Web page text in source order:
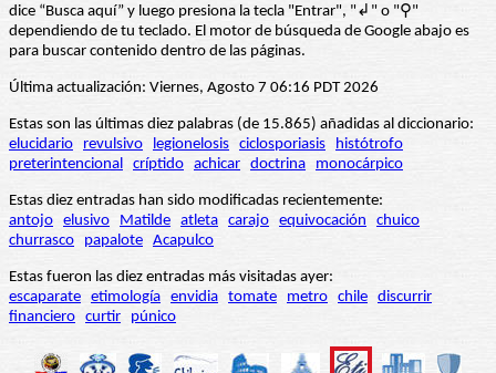
dice “Busca aquí” y luego presiona la tecla "Entrar", "↲" o "⚲"
dependiendo de tu teclado. El motor de búsqueda de Google abajo es
para buscar contenido dentro de las páginas.
Última actualización: Viernes, Agosto 7 06:16 PDT 2026
Estas son las últimas diez palabras (de 15.865) añadidas al diccionario:
elucidario
revulsivo legionelosis ciclosporiasis
histótrofo
preterintencional críptido achicar doctrina monocárpico
Estas diez entradas han sido modificadas recientemente:
antojo elusivo Matilde atleta carajo equivocación
chuico
churrasco
papalote Acapulco
Estas fueron las diez entradas más visitadas ayer:
escaparate etimología envidia tomate metro chile discurrir
financiero curtir púnico